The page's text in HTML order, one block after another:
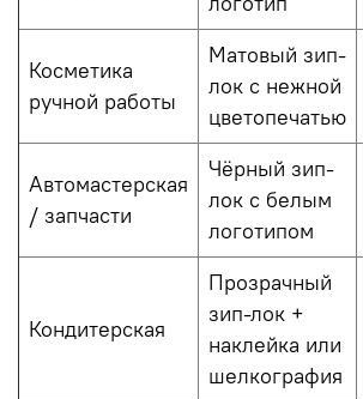
Косметика
ручной работы
Матовый зип-
лок с нежной
цветопечатью
Автомастерская
/ запчасти
Чёрный зип-
лок с белым
логотипом
Кондитерская
Прозрачный
зип-лок +
наклейка или
шелкография